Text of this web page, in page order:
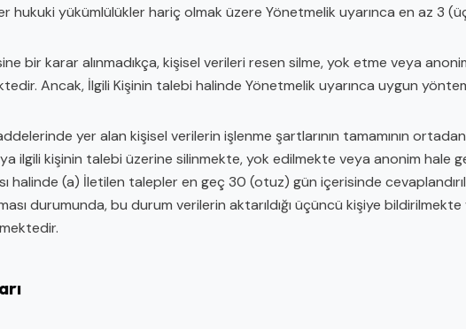
hukuki yükümlülükler hariç olmak üzere Yönetmelik uyarınca en az 3
bir karar alınmadıkça, kişisel verileri resen silme, yok etme veya
Ancak, İlgili Kişinin talebi halinde Yönetmelik uyarınca uygun
yer alan kişisel verilerin işlenme şartlarının tamamının
ilgili kişinin talebi üzerine silinmekte, yok edilmekte veya anonim hale
halinde (a) İletilen talepler en geç 30 (otuz) gün içerisinde
durumunda, bu durum verilerin aktarıldığı üçüncü kişiye